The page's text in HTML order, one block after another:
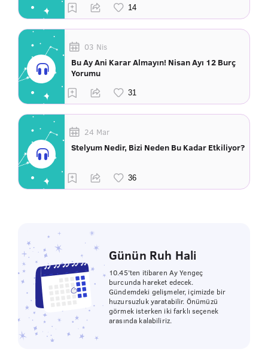
03 Nis
Bu Ay Ani Karar Almayın! Nisan Ayı 12 Burç
Yorumu
24 Mar
Stelyum Nedir, Bizi Neden Bu Kadar Etkiliyor?
Günün Ruh Hali
10.45’ten itibaren Ay Yengeç
burcunda hareket edecek.
Gündemdeki gelişmeler, içimizde bir
huzursuzluk yaratabilir. Önümüzü
görmek isterken iki farklı seçenek
arasında kalabiliriz.